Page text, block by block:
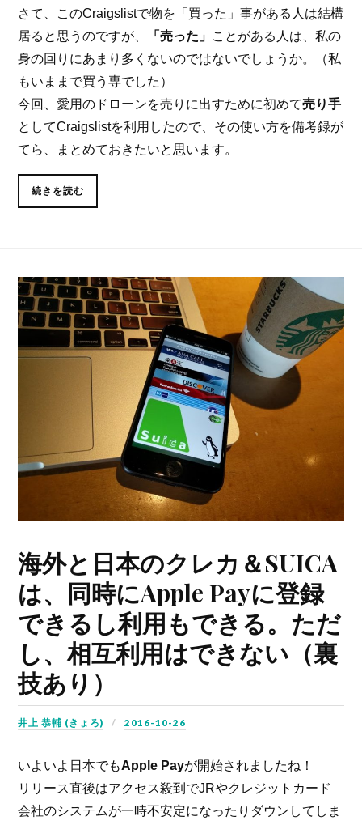
さて、このCraigslistで物を「買った」事がある人は結構
居ると思うのですが、
「売った」 ことがある人は、私の
身の回りにあまり多くないのではないでしょうか。（私
もいままで買う専でした）
今回、愛用のドローンを売りに出すために初めて売り手
としてCraigslistを利用したので、その使い方を備考録が
てら、まとめておきたいと思います。
続きを読む
海外と日本のクレカ＆SUICA
は、同時にApple Payに登録
できるし利用もできる。ただ
し、相互利用はできない（裏
技あり）
井上 恭輔 (きょろ) 2016-10-26
いよいよ日本でもApple Payが開始されましたね！
リリース直後はアクセス殺到でJRやクレジットカード
会社のシステムが一時不安定になったりダウンしてしま